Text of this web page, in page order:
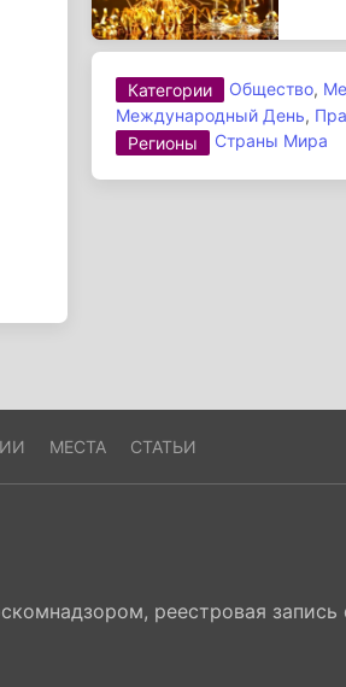
Категории Общество,
Международный День,
Регионы
Страны Мира
МЕСТА СТАТЬИ
реестровая